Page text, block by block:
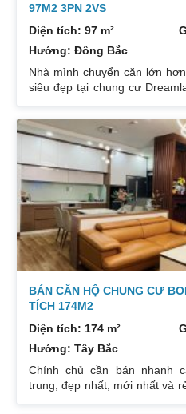
97M2 3PN 2VS
Diện tích: 97 m²
Hướng: Đông Bắc
Nhà mình chuyển căn lớn
siêu đẹp tại chung cư
hợp lý các phòng đều tràn
cửa Bắc. Ban công Tây.
mát. Nhà nguyên Bản CĐT.
đẹp. Liên hệ : 0832133366
BÁN CĂN HỘ CHUNG CƯ
TÍCH 174M2
Diện tích: 174 m²
Hướng: Tây Bắc
Chính chủ cần bán nhanh
trung, đẹp nhất, mới nhất và